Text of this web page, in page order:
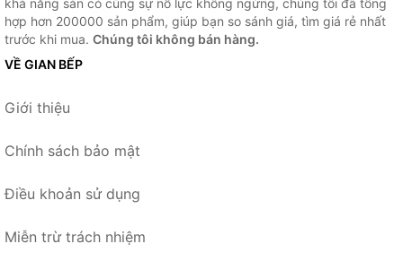
khả năng sẵn có cùng sự nỗ lực không ngừng, chúng tôi đã tổng
hợp hơn 200000 sản phẩm, giúp bạn so sánh giá, tìm giá rẻ nhất
trước khi mua. Chúng tôi không bán hàng.
VỀ GIAN BẾP
Giới thiệu
Chính sách bảo mật
Điều khoản sử dụng
Miễn trừ trách nhiệm